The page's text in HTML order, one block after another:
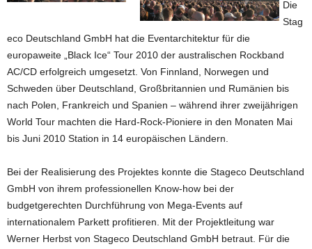
Die
Stag
eco Deutschland GmbH hat die Eventarchitektur für die
europaweite „Black Ice“ Tour 2010 der australischen Rockband
AC/CD erfolgreich umgesetzt. Von Finnland, Norwegen und
Schweden über Deutschland, Großbritannien und Rumänien bis
nach Polen, Frankreich und Spanien – während ihrer zweijährigen
World Tour machten die Hard-Rock-Pioniere in den Monaten Mai
bis Juni 2010 Station in 14 europäischen Ländern.
Bei der Realisierung des Projektes konnte die Stageco Deutschland
GmbH von ihrem professionellen Know-how bei der
budgetgerechten Durchführung von Mega-Events auf
internationalem Parkett profitieren. Mit der Projektleitung war
Werner Herbst von Stageco Deutschland GmbH betraut. Für die